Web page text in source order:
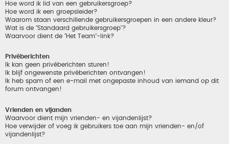
Hoe word ik lid van een gebruikersgroep?
Hoe word ik een groepsleider?
Waarom staan verschillende gebruikersgroepen in een andere kleur?
Wat is de "Standaard gebruikersgroep"?
Waarvoor dient de "Het Team"-link?
Privéberichten
Ik kan geen privéberichten sturen!
Ik blijf ongewenste privéberichten ontvangen!
Ik heb spam of een e-mail met ongepaste inhoud van iemand op dit
forum ontvangen!
Vrienden en vijanden
Waarvoor dient mijn vrienden- en vijandenlijst?
Hoe verwijder of voeg ik gebruikers toe aan mijn vrienden- en/of
vijandenlijst?